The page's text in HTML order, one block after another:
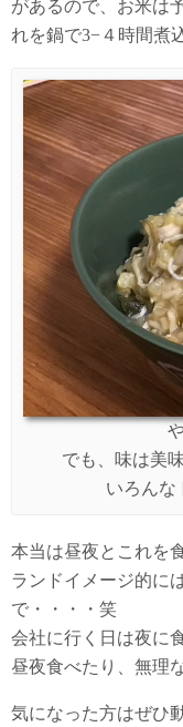
があるので、お米は
れを鍋で3−４時間煮
でも、味は美
いろんな
本当は昼夜とこれを
ランドイメージ的に
で・・・・笑
会社に行く日は夜に
昼夜食べたり、無理
気になった方はぜひ